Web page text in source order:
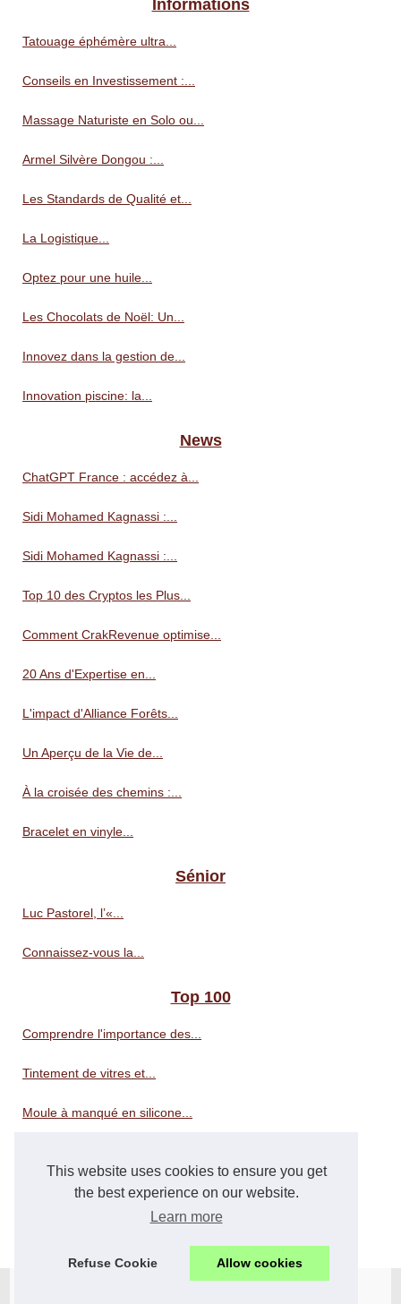
This website uses cookies to ensure you get
the best experience on our website.
Learn more
Refuse Cookie Allow cookies
Informations
Tatouage éphémère ultra...
Conseils en Investissement :...
Massage Naturiste en Solo ou...
Armel Silvère Dongou :...
Les Standards de Qualité et...
La Logistique...
Optez pour une huile...
Les Chocolats de Noël: Un...
Innovez dans la gestion de...
Innovation piscine: la...
News
ChatGPT France : accédez à...
Sidi Mohamed Kagnassi :...
Sidi Mohamed Kagnassi :...
Top 10 des Cryptos les Plus...
Comment CrakRevenue optimise...
20 Ans d'Expertise en...
L'impact d'Alliance Forêts...
Un Aperçu de la Vie de...
À la croisée des chemins :...
Bracelet en vinyle...
Sénior
Luc Pastorel, l’«...
Connaissez-vous la...
Top 100
Comprendre l'importance des...
Tintement de vitres et...
Moule à manqué en silicone...
Choisir la bonne litière...